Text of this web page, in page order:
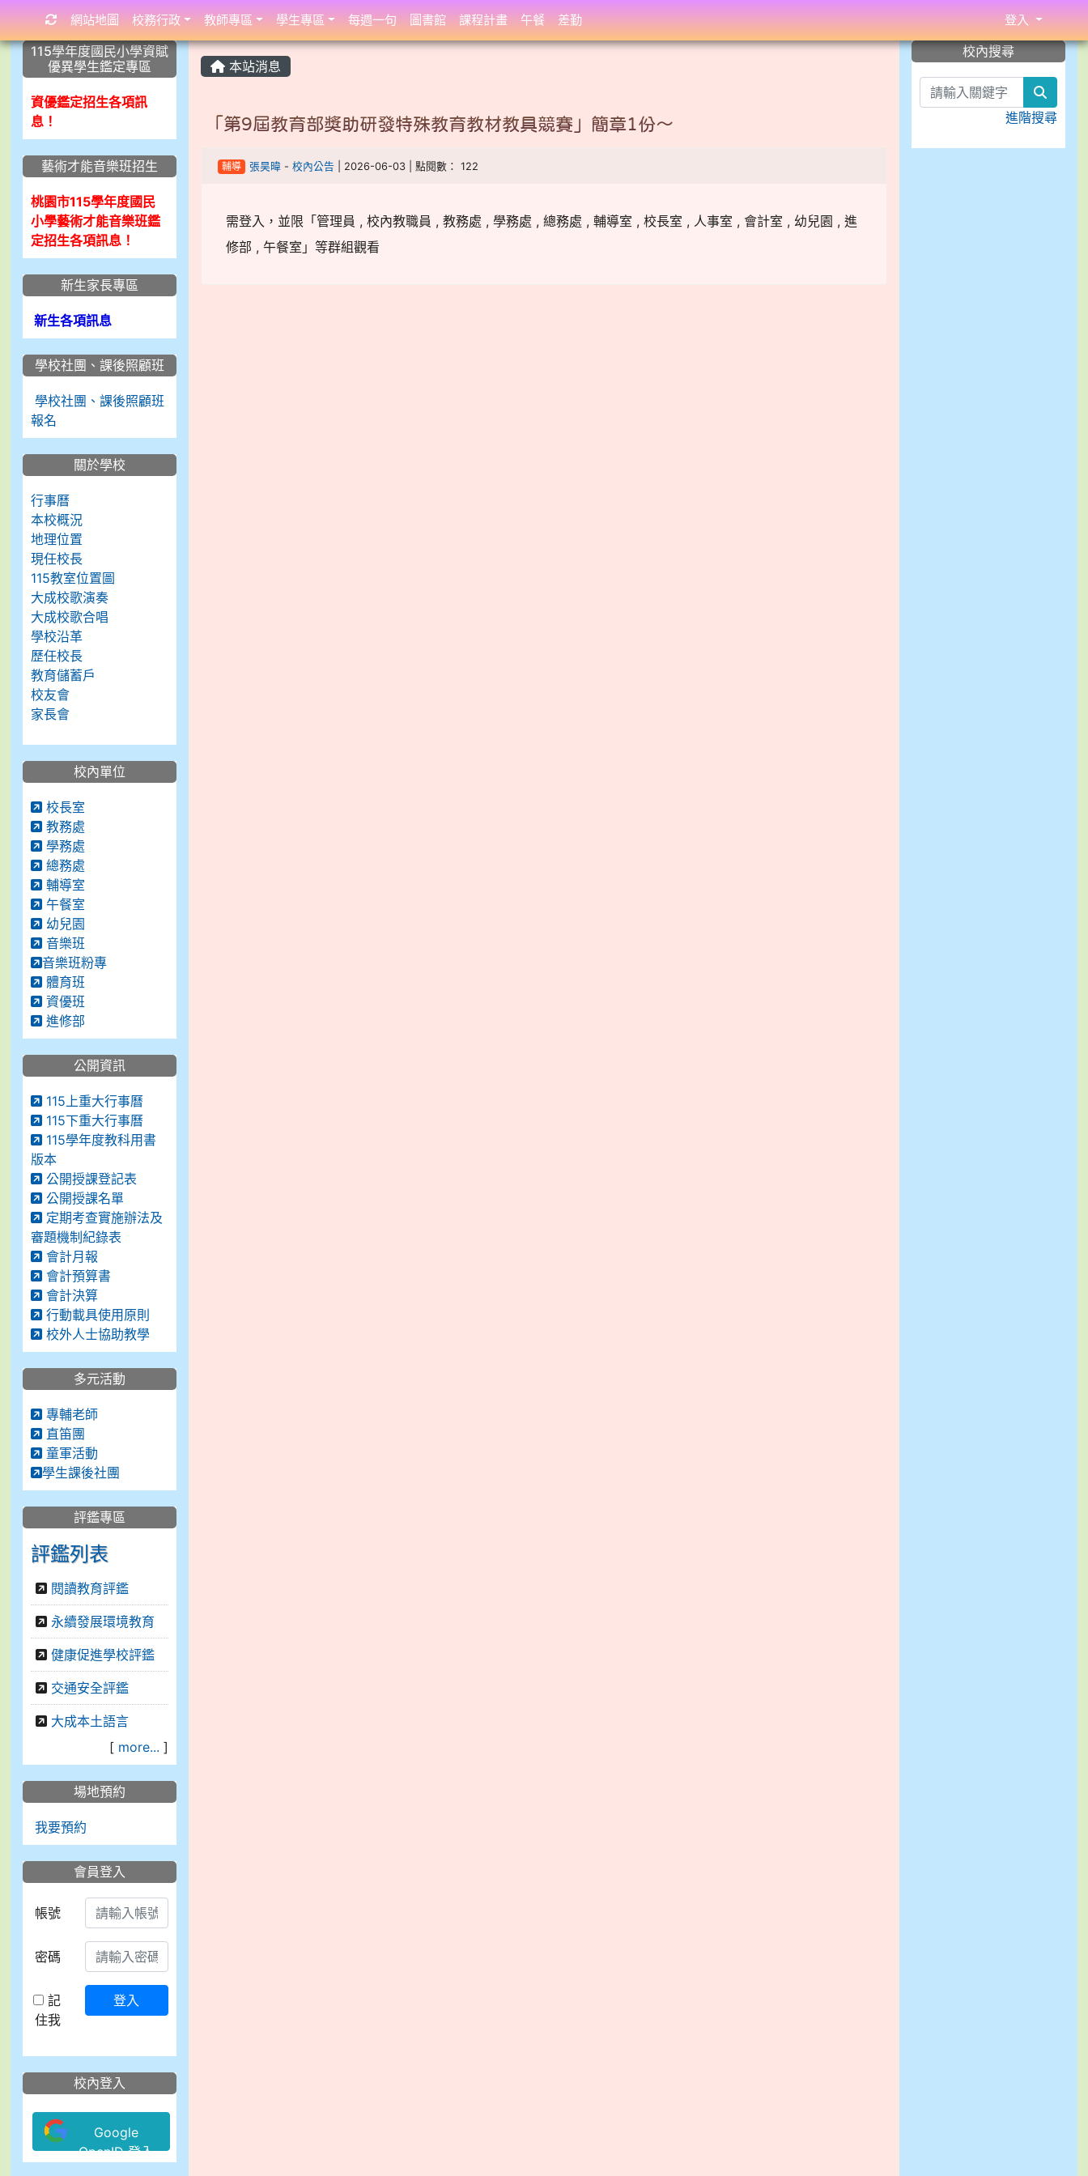
:::
本站消息
「第9屆教育部獎助研發特殊教育教材教具競賽」簡章1份～
輔導 張昊暐- 校內公告 | 2026-06-03 | 點閱數： 122
需登入，並限「管理員 , 校內教職員 , 教務處 , 學務處 , 總務處 , 輔導室 , 校長室 , 人事室 , 會計室 , 幼兒園 , 進
修部 , 午餐室」等群組觀看
:::115學年度國民小學資賦
優異學生鑑定專區
資優鑑定招生各項訊
息！
藝術才能音樂班招生
桃園市115學年度國民
小學藝術才能音樂班鑑
定招生各項訊息！
新生家長專區
新生各項訊息
學校社團、課後照顧班
學校社團、課後照顧班
報名
關於學校
行事曆
本校概況
地理位置
現任校長
115教室位置圖
大成校歌演奏
大成校歌合唱
學校沿革
歷任校長
教育儲蓄戶
校友會
家長會
校內單位
校長室
教務處
學務處
總務處
輔導室
午餐室
幼兒園
音樂班
音樂班粉專
體育班
資優班
進修部
公開資訊
115上重大行事曆
115下重大行事曆
115學年度教科用書
版本
公開授課登記表
公開授課名單
定期考查實施辦法及
審題機制紀錄表
會計月報
會計預算書
會計決算
行動載具使用原則
校外人士協助教學
多元活動
專輔老師
直笛團
童軍活動
學生課後社團
評鑑專區
評鑑列表
閱讀教育評鑑
永續發展環境教育
健康促進學校評鑑
交通安全評鑑
大成本土語言
[ more... ]
場地預約
我要預約
會員登入
帳號
密碼
記
住我
登入
校內登入
Google
OpenID 登入
::: 校內搜尋
進階搜尋
::: 網站地圖 校務行政 教師專區 學生專區 每週一句 圖書館 課程計畫 午餐 差勤 登入